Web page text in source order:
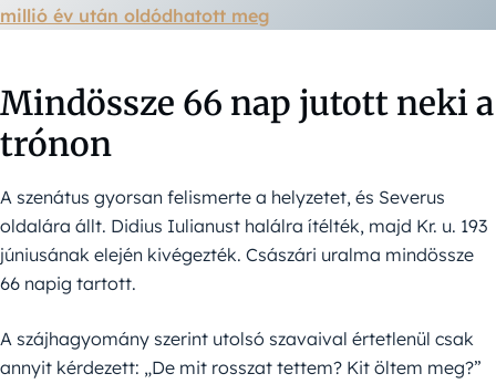
millió év után oldódhatott meg
Mindössze 66 nap jutott neki a
trónon
A szenátus gyorsan felismerte a helyzetet, és Severus
oldalára állt. Didius Iulianust halálra ítélték, majd Kr. u. 193
júniusának elején kivégezték. Császári uralma mindössze
66 napig tartott.
A szájhagyomány szerint utolsó szavaival értetlenül csak
annyit kérdezett: „De mit rosszat tettem? Kit öltem meg?”